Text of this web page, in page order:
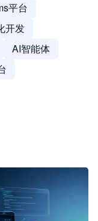
平台
开发
AI智能体